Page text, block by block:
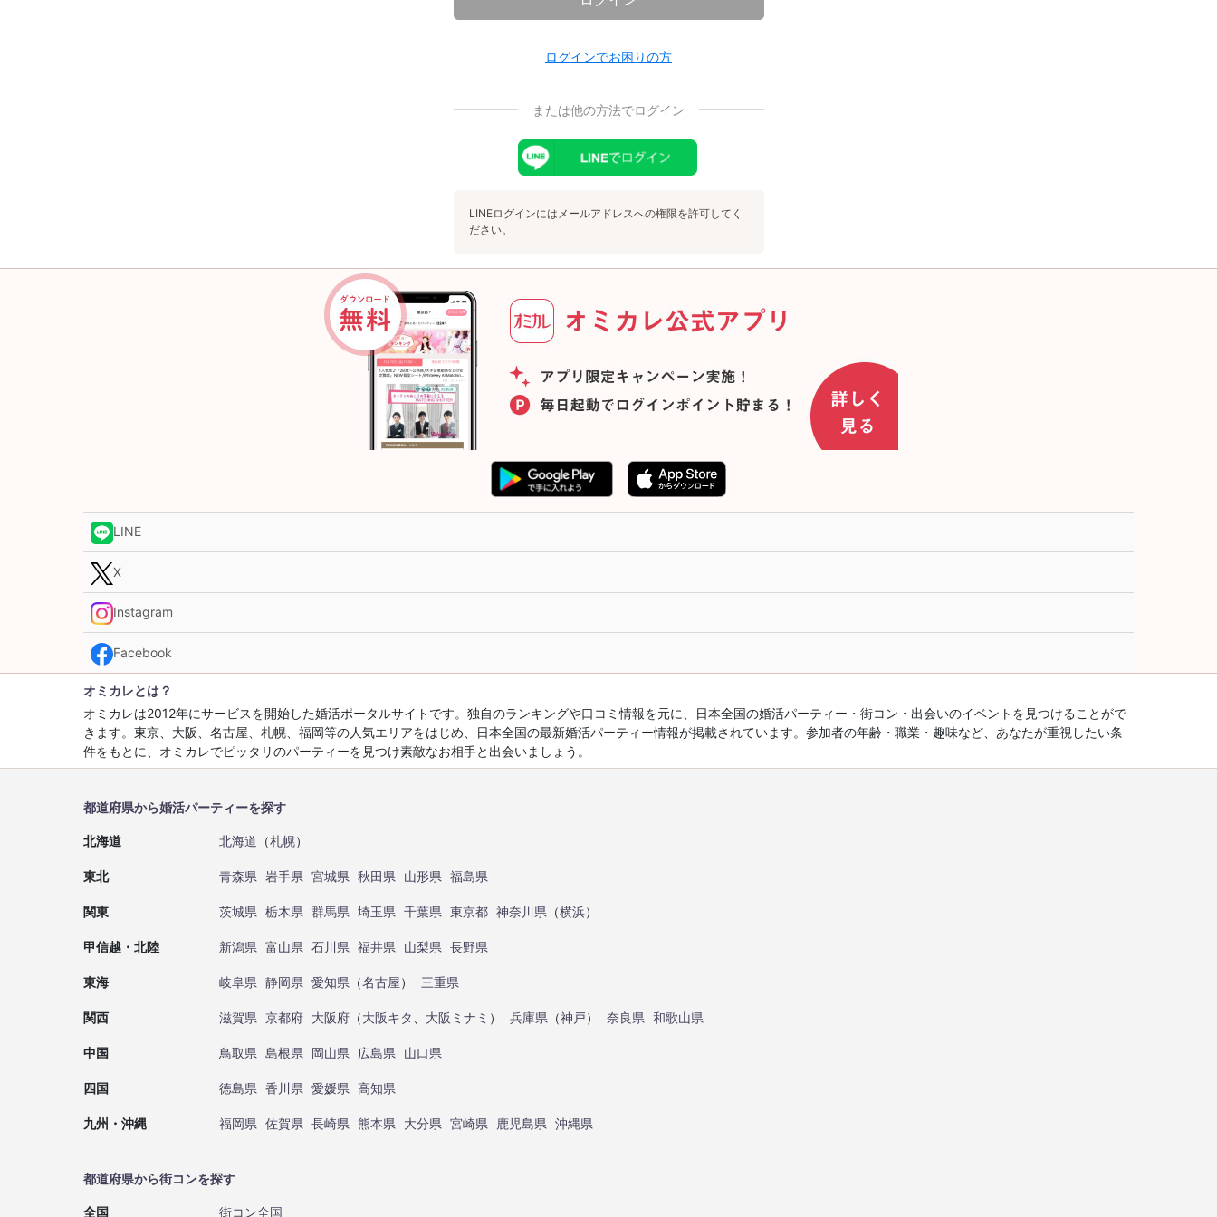
ログインでお困りの方
または他の方法でログイン
LINEログインにはメールアドレスへの権限を許可してく
ださい。
LINE
X
Instagram
Facebook
オミカレとは？
オミカレは2012年にサービスを開始した婚活ポータルサイトです。独自のランキングや口コミ情報を元に、日本全国の婚活パーティー・街コン・出会いのイベントを見つけることがで
きます。東京、大阪、名古屋、札幌、福岡等の人気エリアをはじめ、日本全国の最新婚活パーティー情報が掲載されています。参加者の年齢・職業・趣味など、あなたが重視したい条
件をもとに、オミカレでピッタリのパーティーを見つけ素敵なお相手と出会いましょう。
都道府県から婚活パーティーを探す
北海道 北海道 （札幌）
東北 青森県 岩手県 宮城県 秋田県 山形県 福島県
関東 茨城県 栃木県 群馬県 埼玉県 千葉県 東京都 神奈川県 （横浜）
甲信越・北陸 新潟県 富山県 石川県 福井県 山梨県 長野県
東海 岐阜県 静岡県 愛知県 （名古屋） 三重県
関西 滋賀県 京都府 大阪府 （大阪キタ 大阪ミナミ ） 兵庫県 （神戸） 奈良県 和歌山県
中国 鳥取県 島根県 岡山県 広島県 山口県
四国 徳島県 香川県 愛媛県 高知県
九州・沖縄 福岡県 佐賀県 長崎県 熊本県 大分県 宮崎県 鹿児島県 沖縄県
都道府県から街コンを探す
全国 街コン全国